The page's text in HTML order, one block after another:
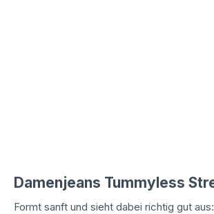
Damenjeans Tummyless
Formt sanft und sieht dabei richtig gut